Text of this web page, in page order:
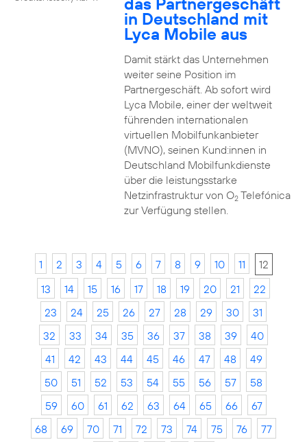
in Deutschland mit
Lyca Mobile aus
Damit stärkt das Unternehmen
weiter seine Position im
Partnergeschäft. Ab sofort wird
Lyca Mobile, einer der weltweit
führenden internationalen
virtuellen Mobilfunkanbieter
(MVNO), seinen Kund:innen in
Deutschland Mobilfunkdienste
über die leistungsstarke
Netzinfrastruktur von O2Telefónica
zur Verfügung stellen.
1 2 3 4 5 6 7 8 9 10 11
12
13
14 15 16 17 18 19 20 21
22
23
24 25 26 27 28 29 30
31
32
33 34 35 36 37 38 39
40
41
42 43 44 45 46 47 48
49
50
51 52 53 54 55 56 57
58
59
60 61 62 63 64 65 66
67
68
69 70 71 72 73 74 75 76
77